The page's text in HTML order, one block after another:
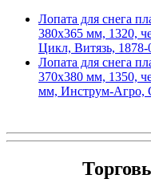
Лопата для снега
380х365 мм, 1320,
Цикл, Витязь, 1878-
Лопата для снега
370х380 мм, 1350,
мм, Инструм-Агро,